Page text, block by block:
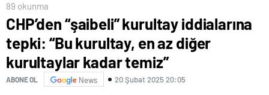
89 okunma
CHP’den “şaibeli” kurultay iddialarına
tepki: “Bu kurultay, en az diğer
kurultaylar kadar temiz”
ABONE OL News 20 Şubat 2025 20:05